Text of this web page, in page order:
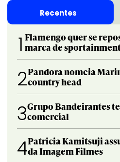
Recentes
1 Flamengo quer se
marca de
2Pandora nomeia
country head
3Grupo Bandeirantes
comercial
4Patricia Kamitsuji
da Imagem Filmes